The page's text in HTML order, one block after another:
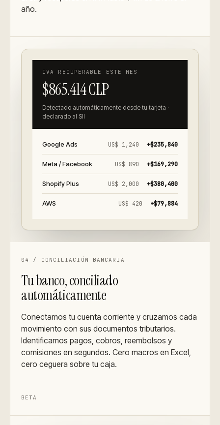
año.
IVA RECUPERABLE ESTE MES
$865.414 CLP
Detectado automáticamente desde tu tarjeta ·
declarado al SII
Google Ads US$ 1,240 +$235,840
Meta / Facebook US$ 890 +$169,290
Shopify Plus US$ 2,000 +$380,400
AWS US$ 420 +$79,884
04 / CONCILIACIÓN BANCARIA
Tu banco, conciliado
automáticamente
Conectamos tu cuenta corriente y cruzamos cada
movimiento con sus documentos tributarios.
Identificamos pagos, cobros, reembolsos y
comisiones en segundos. Cero macros en Excel,
cero ceguera sobre tu caja.
BETA